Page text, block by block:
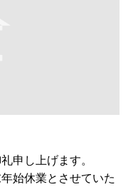
申し上げます。
始休業とさせていた